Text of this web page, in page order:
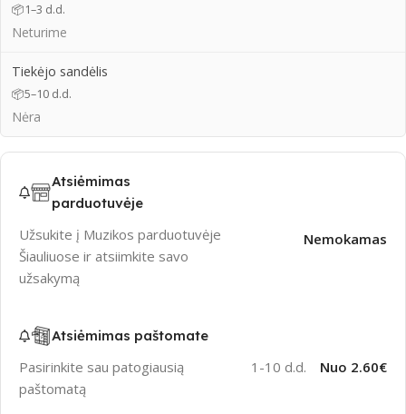
📦1–3 d.d.
Neturime
Tiekėjo sandėlis
📦5–10 d.d.
Nėra
Atsiėmimas
parduotuvėje
Užsukite į Muzikos parduotuvėje
Šiauliuose ir atsiimkite savo
užsakymą
Nemokamas
Atsiėmimas paštomate
Pasirinkite sau patogiausią
paštomatą
1-10 d.d. Nuo 2.60€